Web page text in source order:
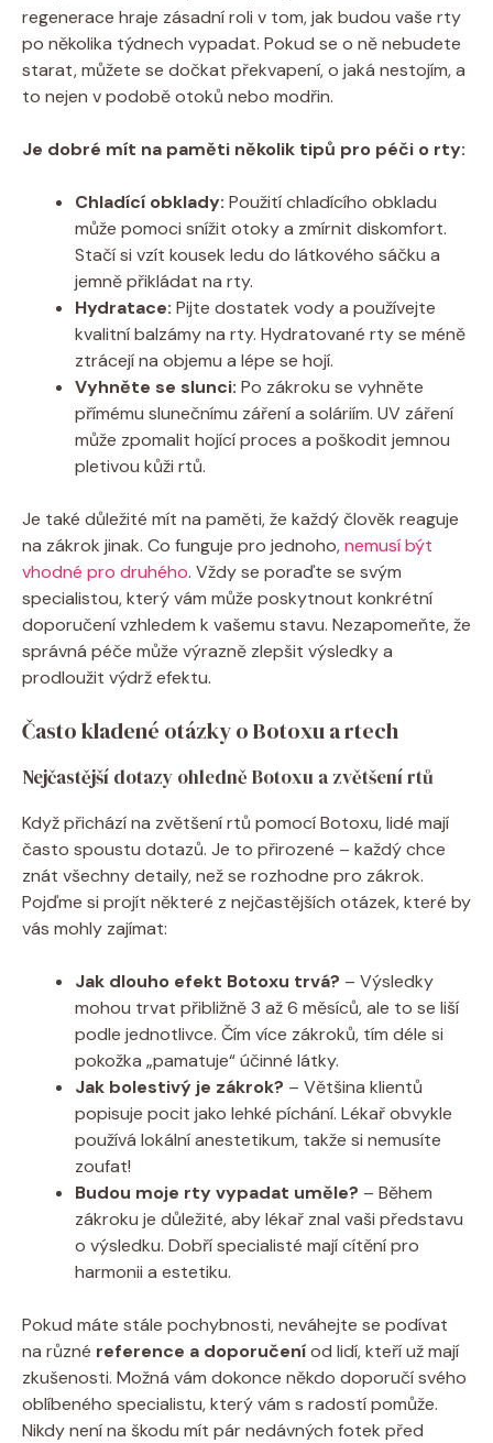
regenerace hraje zásadní roli v tom, jak budou vaše rty
po několika týdnech vypadat. Pokud se o ně nebudete
starat, můžete se dočkat překvapení, o jaká nestojím, a
to nejen v podobě otoků nebo modřin.
Je dobré mít na paměti několik tipů pro péči o rty:
Chladící obklady: Použití chladícího obkladu
může pomoci snížit otoky a zmírnit diskomfort.
Stačí si vzít kousek ledu do látkového sáčku a
jemně přikládat na rty.
Hydratace: Pijte dostatek vody a používejte
kvalitní balzámy na rty. Hydratované rty se méně
ztrácejí na objemu a lépe se hojí.
Vyhněte se slunci: Po zákroku se vyhněte
přímému slunečnímu záření a soláriím. UV záření
může zpomalit hojící proces a poškodit jemnou
pletivou kůži rtů.
Je také důležité mít na paměti, že každý člověk reaguje
na zákrok jinak. Co funguje pro jednoho,nemusí být
vhodné pro druhého. Vždy se poraďte se svým
specialistou, který vám může poskytnout konkrétní
doporučení vzhledem k vašemu stavu. Nezapomeňte, že
správná péče může výrazně zlepšit výsledky a
prodloužit výdrž efektu.
Často kladené otázky o Botoxu a rtech
Nejčastější dotazy ohledně Botoxu a zvětšení rtů
Když přichází na zvětšení rtů pomocí Botoxu, lidé mají
často spoustu dotazů. Je to přirozené – každý chce
znát všechny detaily, než se rozhodne pro zákrok.
Pojďme si projít některé z nejčastějších otázek, které by
vás mohly zajímat:
Jak dlouho efekt Botoxu trvá? – Výsledky
mohou trvat přibližně 3 až 6 měsíců, ale to se liší
podle jednotlivce. Čím více zákroků, tím déle si
pokožka „pamatuje“ účinné látky.
Jak bolestivý je zákrok? – Většina klientů
popisuje pocit jako lehké píchání. Lékař obvykle
používá lokální anestetikum, takže si nemusíte
zoufat!
Budou moje rty vypadat uměle? – Během
zákroku je důležité, aby lékař znal vaši představu
o výsledku. Dobří specialisté mají cítění pro
harmonii a estetiku.
Pokud máte stále pochybnosti, neváhejte se podívat
na různé reference a doporučeníod lidí, kteří už mají
zkušenosti. Možná vám dokonce někdo doporučí svého
oblíbeného specialistu, který vám s radostí pomůže.
Nikdy není na škodu mít pár nedávných fotek před